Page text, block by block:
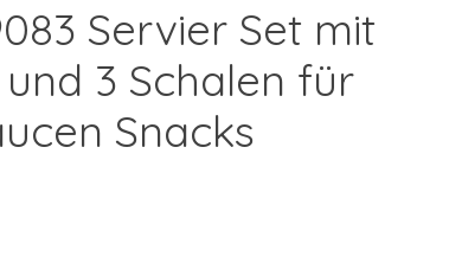
Servier Set mit
3 Schalen für
Snacks